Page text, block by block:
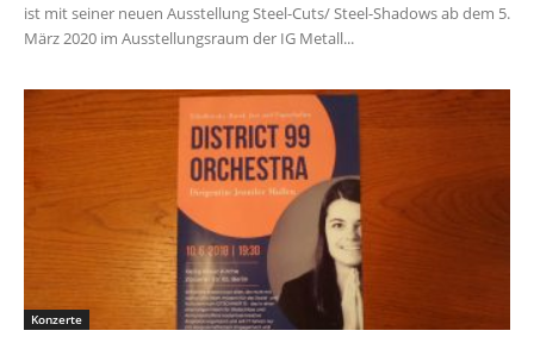
ist mit seiner neuen Ausstellung Steel-Cuts/ Steel-Shadows ab dem 5.
März 2020 im Ausstellungsraum der IG Metall...
Konzerte